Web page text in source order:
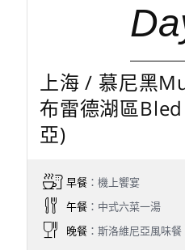
上海 / 慕尼黑
布雷德湖區
亞)
早餐：機上饗宴
午餐：中式六菜一湯
晚餐：斯洛維尼亞風味餐